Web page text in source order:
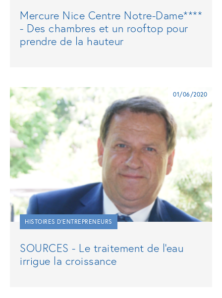
Mercure Nice Centre Notre-Dame****
- Des chambres et un rooftop pour
prendre de la hauteur
01/06/2020
HISTOIRES D'ENTREPRENEURS
SOURCES - Le traitement de l'eau
irrigue la croissance